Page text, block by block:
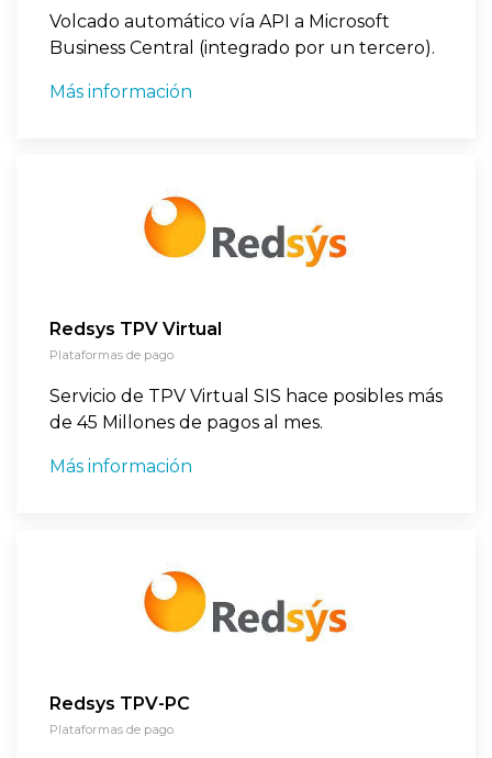
Volcado automático vía API a Microsoft
Business Central (integrado por un tercero).
Más información
Redsys TPV Virtual
Plataformas de pago
Servicio de TPV Virtual SIS hace posibles más
de 45 Millones de pagos al mes.
Más información
Redsys TPV-PC
Plataformas de pago